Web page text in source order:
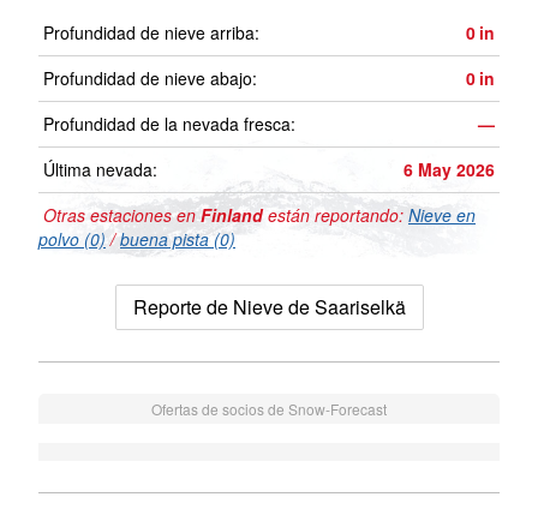
Profundidad de nieve arriba: 0 in
Profundidad de nieve abajo:
0 in
Profundidad de la nevada fresca:
—
Última nevada:
6 May 2026
Otras estaciones enFinlandestán reportando: Nieve en
polvo (0) /buena pista (0)
Reporte de Nieve de Saariselkä
Ofertas de socios de Snow-Forecast